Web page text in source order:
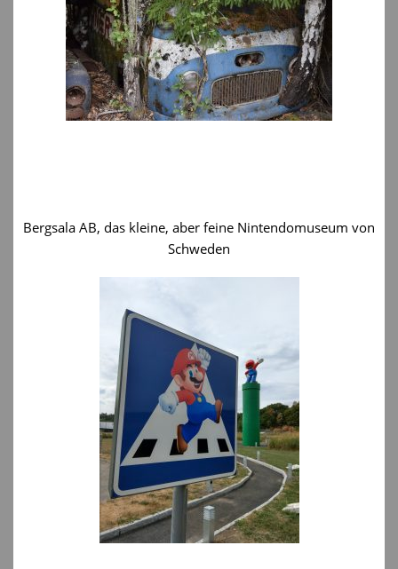
Bergsala AB, das kleine, aber feine Nintendomuseum von
Schweden